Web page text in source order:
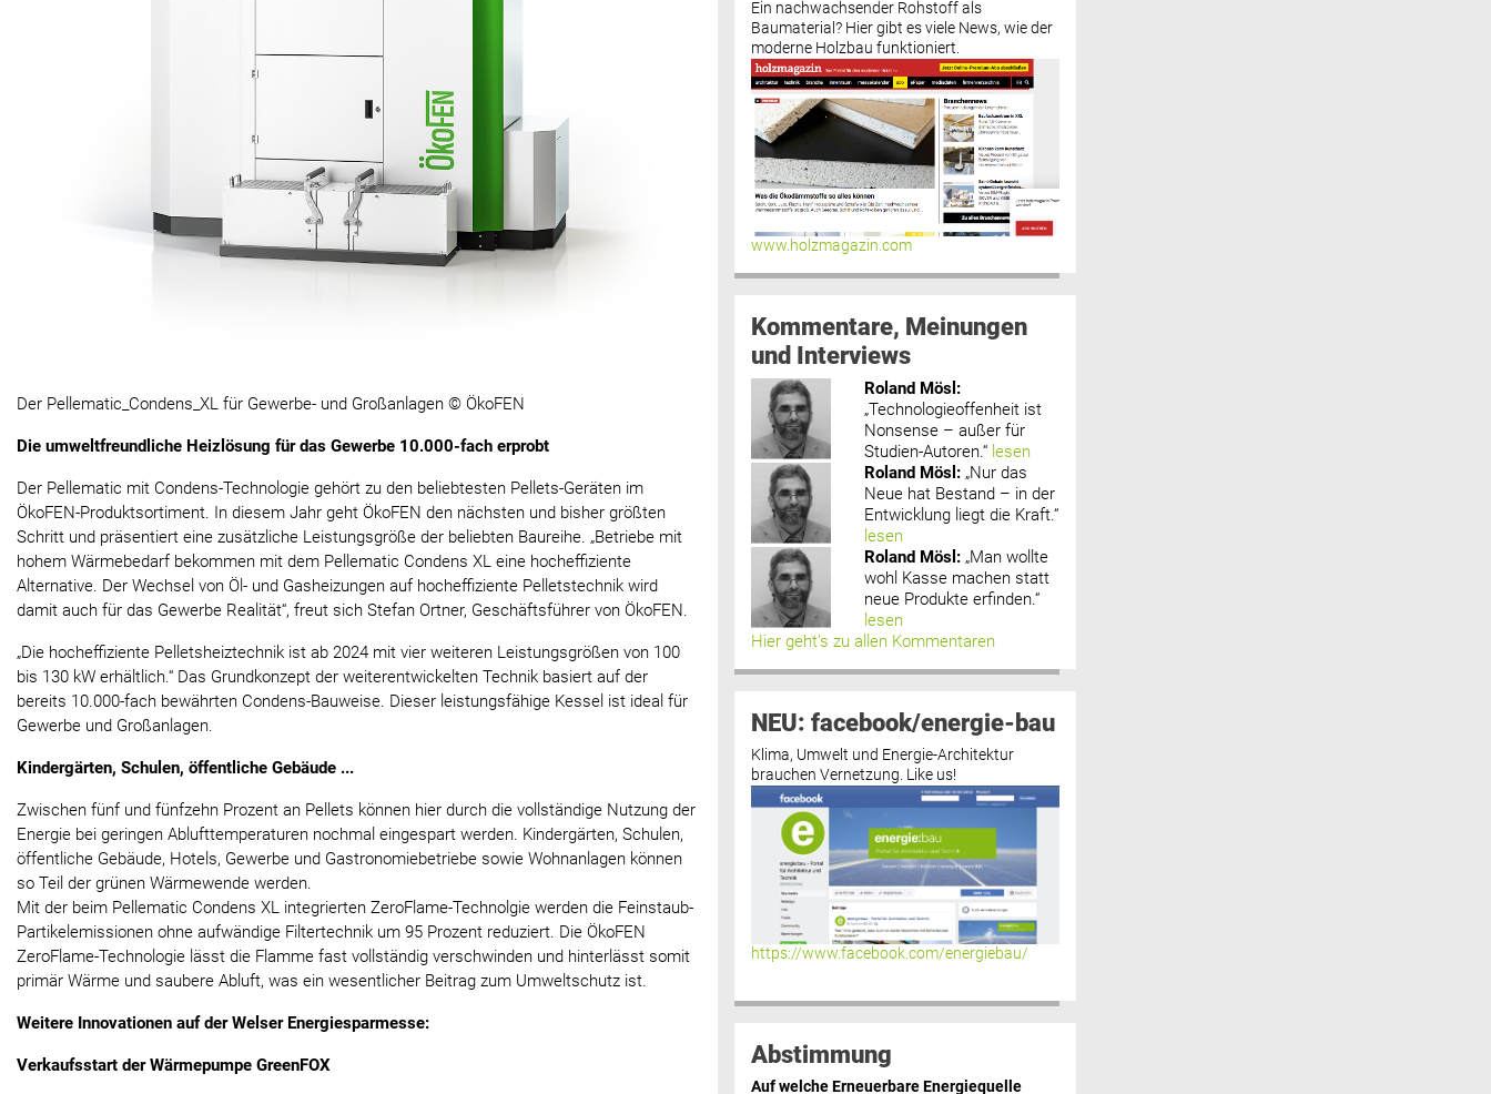
Der Pellematic_Condens_XL für Gewerbe- und Großanlagen © ÖkoFEN
Die umweltfreundliche Heizlösung für das Gewerbe 10.000-fach erprobt
Der Pellematic mit Condens-Technologie gehört zu den beliebtesten Pellets-Geräten im
ÖkoFEN-Produktsortiment. In diesem Jahr geht ÖkoFEN den nächsten und bisher größten
Schritt und präsentiert eine zusätzliche Leistungsgröße der beliebten Baureihe. „Betriebe mit
hohem Wärmebedarf bekommen mit dem Pellematic Condens XL eine hocheffiziente
Alternative. Der Wechsel von Öl- und Gasheizungen auf hocheffiziente Pelletstechnik wird
damit auch für das Gewerbe Realität“, freut sich Stefan Ortner, Geschäftsführer von ÖkoFEN.
„Die hocheffiziente Pelletsheiztechnik ist ab 2024 mit vier weiteren Leistungsgrößen von 100
bis 130 kW erhältlich.“ Das Grundkonzept der weiterentwickelten Technik basiert auf der
bereits 10.000-fach bewährten Condens-Bauweise. Dieser leistungsfähige Kessel ist ideal für
Gewerbe und Großanlagen.
Kindergärten, Schulen, öffentliche Gebäude ...
Zwischen fünf und fünfzehn Prozent an Pellets können hier durch die vollständige Nutzung der
Energie bei geringen Ablufttemperaturen nochmal eingespart werden. Kindergärten, Schulen,
öffentliche Gebäude, Hotels, Gewerbe und Gastronomiebetriebe sowie Wohnanlagen können
so Teil der grünen Wärmewende werden.
Mit der beim Pellematic Condens XL integrierten ZeroFlame-Technolgie werden die Feinstaub-
Partikelemissionen ohne aufwändige Filtertechnik um 95 Prozent reduziert. Die ÖkoFEN
ZeroFlame-Technologie lässt die Flamme fast vollständig verschwinden und hinterlässt somit
primär Wärme und saubere Abluft, was ein wesentlicher Beitrag zum Umweltschutz ist.
Weitere Innovationen auf der Welser Energiesparmesse:
Verkaufsstart der Wärmepumpe GreenFOX
Ein nachwachsender Rohstoff als
Baumaterial? Hier gibt es viele News, wie der
moderne Holzbau funktioniert.
www.holzmagazin.com
Kommentare, Meinungen
und Interviews
Roland Mösl :
„Technologieoffenheit ist
Nonsense – außer für
Studien-Autoren.“ lesen
Roland Mösl : „Nur das
Neue hat Bestand – in der
Entwicklung liegt die Kraft.“
lesen
Roland Mösl : „Man wollte
wohl Kasse machen statt
neue Produkte erfinden.“
lesen
Hier geht’s zu allen Kommentaren
NEU: facebook/energie-bau
Klima, Umwelt und Energie-Architektur
brauchen Vernetzung. Like us!
https://www.facebook.com/energiebau/
Abstimmung
Auf welche Erneuerbare Energiequelle